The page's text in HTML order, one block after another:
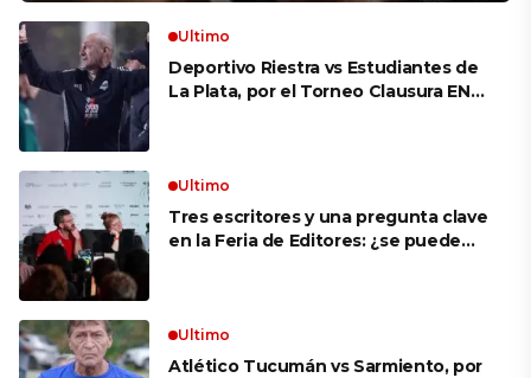
Ultimo
Deportivo Riestra vs Estudiantes de
La Plata, por el Torneo Clausura EN
Ultimo
Tres escritores y una pregunta clave
en la Feria de Editores: ¿se puede
Ultimo
Atlético Tucumán vs Sarmiento, por